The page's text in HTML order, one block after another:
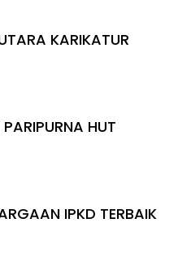
KARIKATUR
HUT
IPKD TERBAIK